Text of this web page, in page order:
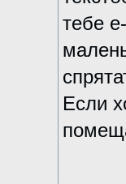
тебе
Если